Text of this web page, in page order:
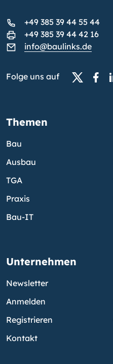
+49 385 39 44 55 44
+49 385 39 44 42 16
info@baulinks.de
Folge uns auf
Themen
Bau
Ausbau
TGA
Praxis
Bau-IT
Unternehmen
Newsletter
Anmelden
Registrieren
Kontakt